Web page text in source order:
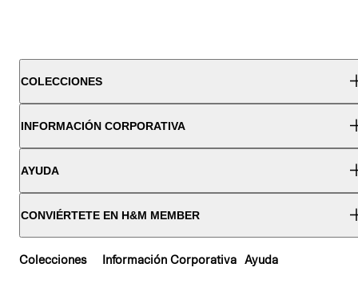
COLECCIONES
INFORMACIÓN CORPORATIVA
AYUDA
CONVIÉRTETE EN H&M MEMBER
Colecciones Información Corporativa Ayuda